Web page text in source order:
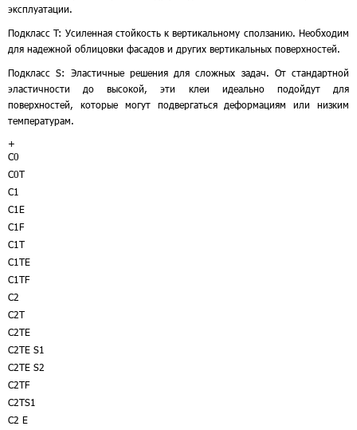
эксплуатации.
Подкласс T: Усиленная стойкость к вертикальному сползанию. Необходим
для надежной облицовки фасадов и других вертикальных поверхностей.
Подкласс S: Эластичные решения для сложных задач. От стандартной
эластичности до высокой, эти клеи идеально подойдут для
поверхностей, которые могут подвергаться деформациям или низким
температурам.
+
C0
C0T
C1
C1E
C1F
C1T
C1TE
C1TF
C2
C2T
C2TE
C2TE S1
C2TE S2
C2TF
C2TS1
С2 Е